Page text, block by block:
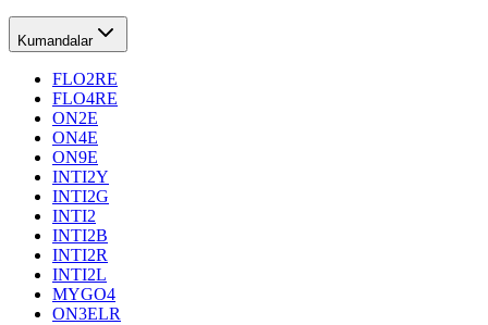
Kumandalar
FLO2RE
FLO4RE
ON2E
ON4E
ON9E
INTI2Y
INTI2G
INTI2
INTI2B
INTI2R
INTI2L
MYGO4
ON3ELR